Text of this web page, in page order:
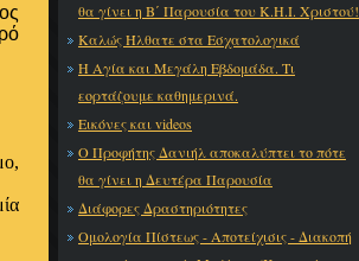
θα γίνει η Β΄ Παρουσία του Κ.Η.Ι. Χριστού!
Καλώς Ήλθατε στα Εσχατολογικά
Η Αγία και Μεγάλη Εβδομάδα. Τι
εορτάζουμε καθημερινά.
Εικόνες και videos
Ο Προφήτης Δανιήλ αποκαλύπτει το πότε
θα γίνει η Δευτέρα Παρουσία
Διάφορες Δραστηριότητες
Ομολογία Πίστεως - Αποτείχισις - Διακοπή